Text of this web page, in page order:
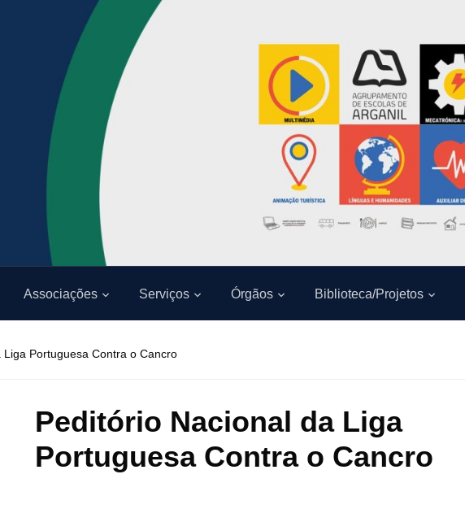
Associações Serviços Órgãos Biblioteca/Projetos
Liga Portuguesa Contra o Cancro
Peditório Nacional da Liga
Portuguesa Contra o Cancro